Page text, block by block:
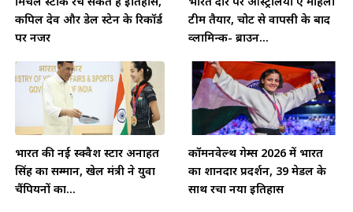
कपिल देव और डेल स्टेन के रिकॉर्ड
पर नजर
टीम तैयार, चोट से वापसी के बाद
व्लामिन्क- ब्राउन...
भारत की नई स्क्वैश स्टार अनाहत
सिंह का सम्मान, खेल मंत्री ने युवा
चैंपियनों का...
कॉमनवेल्थ गेम्स 2026 में भारत
का शानदार प्रदर्शन, 39 मेडल के
साथ रचा नया इतिहास